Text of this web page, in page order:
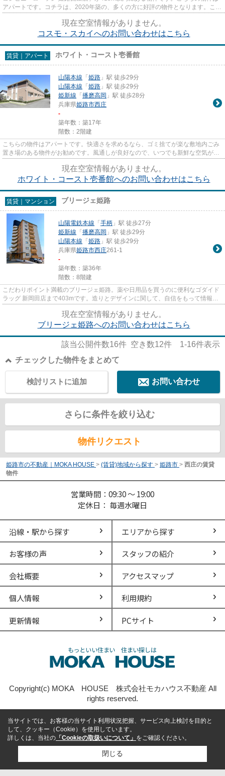
アパートです。コチラは、2020年築の、多くの方に好評の物件となります。こだ
わりの賃貸物件をお探しの方は...
現在空室情報がありません。
コスモ・スカイへのお問い合わせはこちら
賃貸｜アパート ホワイト・コースト壱番館
山陽本線 「姫路 」駅 徒歩29分
山陽本線 「姫路 」駅 徒歩29分
姫新線 「播磨高岡 」駅 徒歩28分
兵庫県姫路市西庄
-
築年数：築17年
階数：2階建
こちらの物件はアパートです。快適さを求めるなら、ゴミ捨てが楽な敷地内ごみ
置き場のある物件がお勧めです。風通しが良好なので、いつでも新鮮な空気がは
いってきます。こちらは初期...
現在空室情報がありません。
ホワイト・コースト壱番館へのお問い合わせはこちら
賃貸｜マンション ブリージェ姫路
山陽電鉄本線 「手柄 」駅 徒歩27分
姫新線 「播磨高岡 」駅 徒歩29分
山陽本線 「姫路 」駅 徒歩29分
兵庫県姫路市西庄261-1
-
築年数：築36年
階数：8階建
こだわりポイント満載のブリージェ姫路。薬や日用品を買うのに便利なゴダイド
ラッグ 新岡田店まで403mです。造りとデザインに関して、自信をもって情報を
提供できるマンションです。ご...
現在空室情報がありません。
ブリージェ姫路へのお問い合わせはこちら
該当公開件数16件 空き数12件 1-16件表示
チェックした物件をまとめて
お問い合わせ
検討リストに追加
さらに条件を絞り込む
物件リクエスト
姫路市の不動産｜MOKA HOUSE > (賃貸)地域から探す > 姫路市 > 西庄の賃貸
物件
営業時間：09:30 ～ 19:00
定休日： 毎週水曜日
沿線・駅から探す エリアから探す
お客様の声 スタッフの紹介
会社概要 アクセスマップ
個人情報 利用規約
更新情報 PCサイト
Copyright(c) MOKA HOUSE 株式会社モカハウス不動産 All
rights reserved.
当サイトでは、お客様の当サイト利用状況把握、サービス向上検討を目的と
して、クッキー（Cookie）を使用しています。
詳しくは、当社の 「Cookieの取扱いについて」 をご確認ください。
閉じる